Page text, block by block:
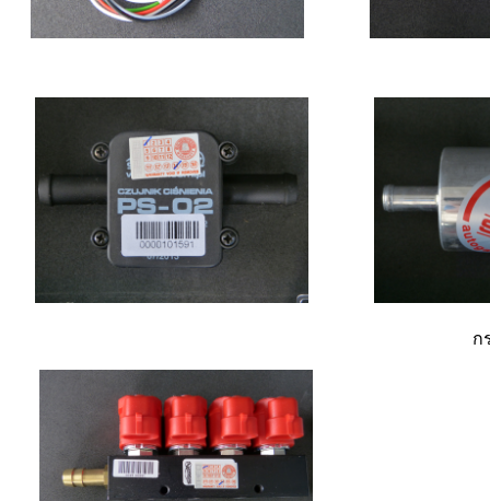
กรองแก๊